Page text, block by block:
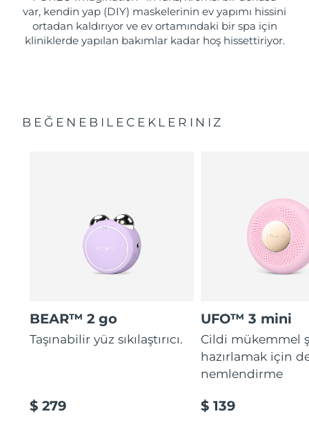
var, kendin yap (DIY) maskelerinin ev yapımı hissini
ortadan kaldırıyor ve ev ortamındaki bir spa için
kliniklerde yapılan bakımlar kadar hoş hissettiriyor.
BEĞENEBILECEKLERINIZ
BEAR™ 2 go
Taşınabilir yüz sıkılaştırıcı.
$ 279
UFO™ 3 mini
Cildi mükemmel
hazırlamak için
nemlendirme
$ 139